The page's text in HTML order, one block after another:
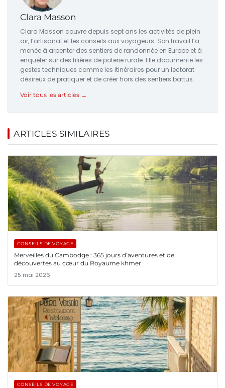
Clara Masson
Clara Masson couvre depuis sept ans les activités de plein
air, l’artisanat et les conseils aux voyageurs. Son travail l’a
menée à arpenter des sentiers de randonnée en Europe et à
enquêter sur des filières de poterie rurale. Elle documente les
gestes techniques comme les itinéraires pour un lectorat
désireux de pratiquer et de créer hors des sentiers battus.
Voir tous les articles →
ARTICLES SIMILAIRES
CONSEILS DE VOYAGE
Merveilles du Cambodge : 365 jours d’aventures et de
découvertes au cœur du Royaume khmer
25 mai 2026
CONSEILS DE VOYAGE